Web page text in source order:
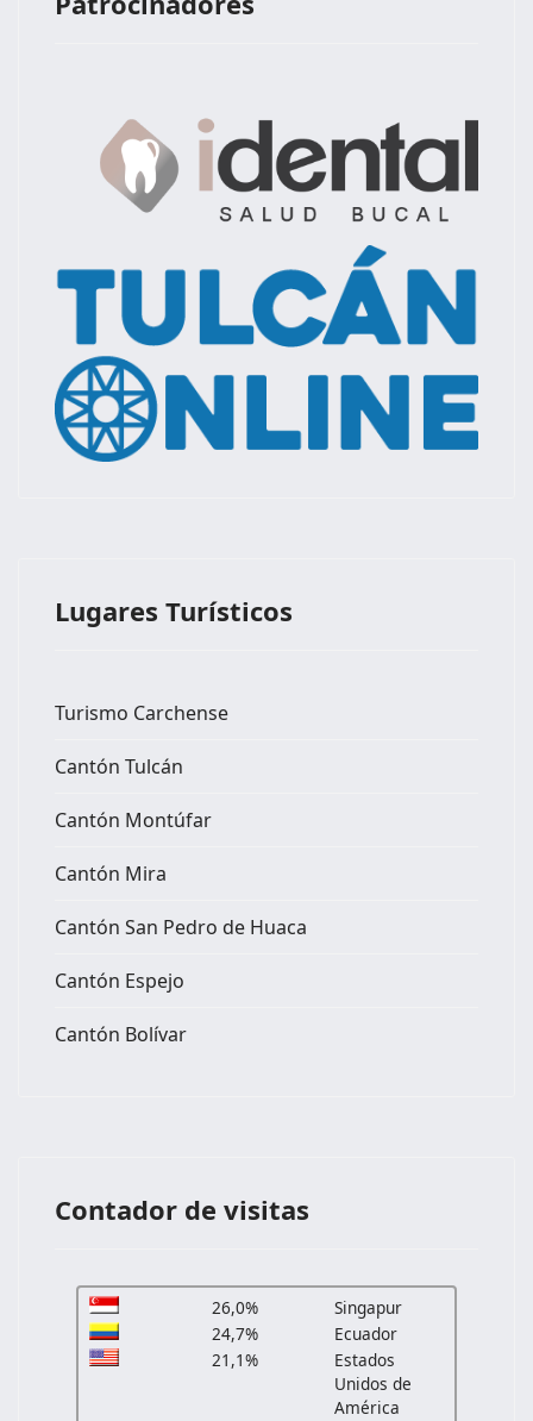
Lugares Turísticos
Turismo Carchense
Cantón Tulcán
Cantón Montúfar
Cantón Mira
Cantón San Pedro de Huaca
Cantón Espejo
Cantón Bolívar
Contador de visitas
26,0%
Singapur
24,7%
Ecuador
21,1%
Estados
Unidos de
América